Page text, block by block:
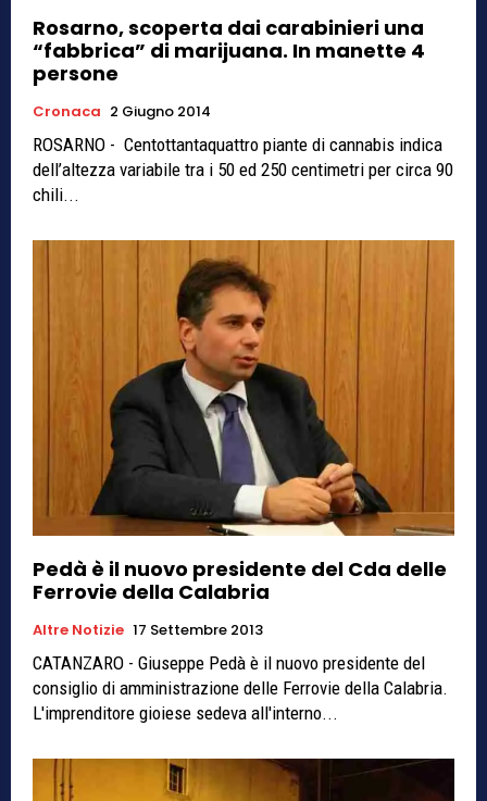
Rosarno, scoperta dai carabinieri una
“fabbrica” di marijuana. In manette 4
persone
Cronaca 2 Giugno 2014
ROSARNO - Centottantaquattro piante di cannabis indica
dell’altezza variabile tra i 50 ed 250 centimetri per circa 90
chili...
Pedà è il nuovo presidente del Cda delle
Ferrovie della Calabria
Altre Notizie 17 Settembre 2013
CATANZARO - Giuseppe Pedà è il nuovo presidente del
consiglio di amministrazione delle Ferrovie della Calabria.
L'imprenditore gioiese sedeva all'interno...